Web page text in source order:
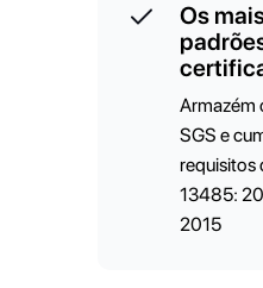
Os
Armazém
SGS e
requisitos
13485:
2015